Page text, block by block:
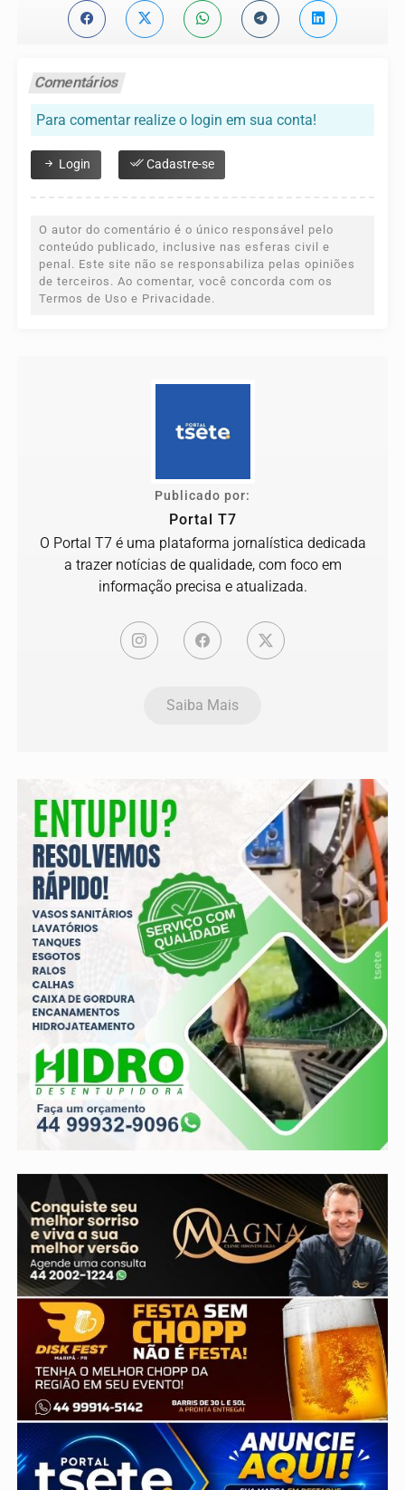
Comentários
Para comentar realize o login em sua conta!
Login Cadastre-se
O autor do comentário é o único responsável pelo
conteúdo publicado, inclusive nas esferas civil e
penal. Este site não se responsabiliza pelas opiniões
de terceiros. Ao comentar, você concorda com os
Termos de Uso e Privacidade.
Publicado por:
Portal T7
O Portal T7 é uma plataforma jornalística dedicada
a trazer notícias de qualidade, com foco em
informação precisa e atualizada.
Saiba Mais